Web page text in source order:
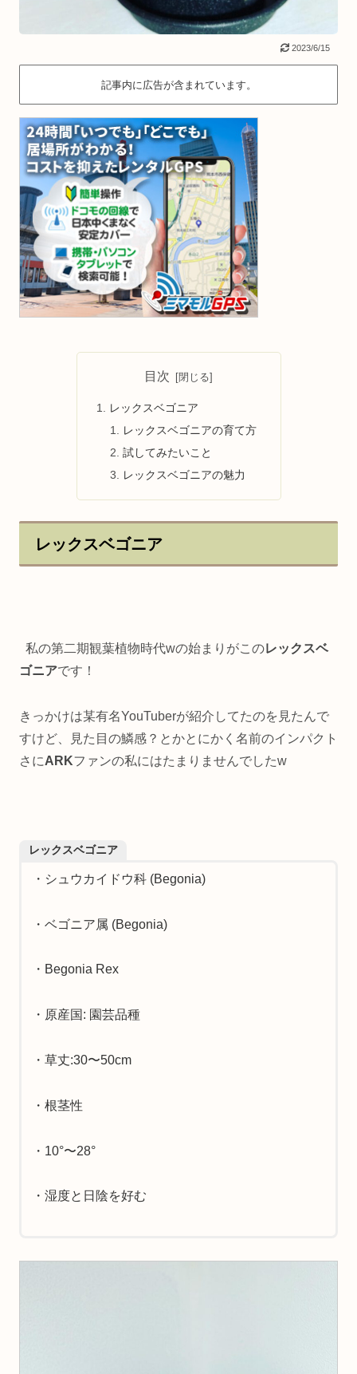
2023/6/15
記事内に広告が含まれています。
目次
レックスベゴニア
レックスベゴニアの育て方
試してみたいこと
レックスベゴニアの魅力
レックスベゴニア
私の第二期観葉植物時代wの始まりがこのレックスベ
ゴニアです！
きっかけは某有名YouTuberが紹介してたのを見たんで
すけど、見た目の鱗感？とかとにかく名前のインパクト
さにARKファンの私にはたまりませんでしたw
レックスベゴニア
・シュウカイドウ科 (Begonia)
・ベゴニア属 (Begonia)
・Begonia Rex
・原産国: 園芸品種
・草丈:30〜50cm
・根茎性
・10°〜28°
・湿度と日陰を好む